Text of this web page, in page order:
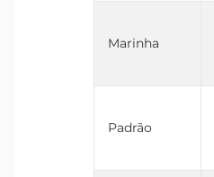
Marinha
Padrão